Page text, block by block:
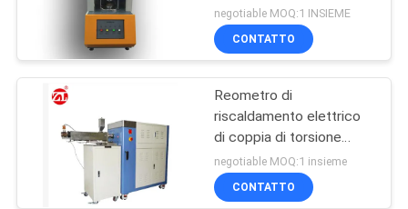
della gomma
negotiable MOQ:1 INSIEME
CONTATTO
Reometro di
riscaldamento elettrico
di coppia di torsione
60ML più la gamma 0-
300Nm di coppia di
torsione del miscelatore
negotiable MOQ:1 insieme
CONTATTO